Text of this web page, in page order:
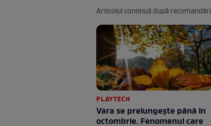
Articolul continuă după recomandări
PLAYTECH
Vara se prelungeşte până în
octombrie. Fenomenul care